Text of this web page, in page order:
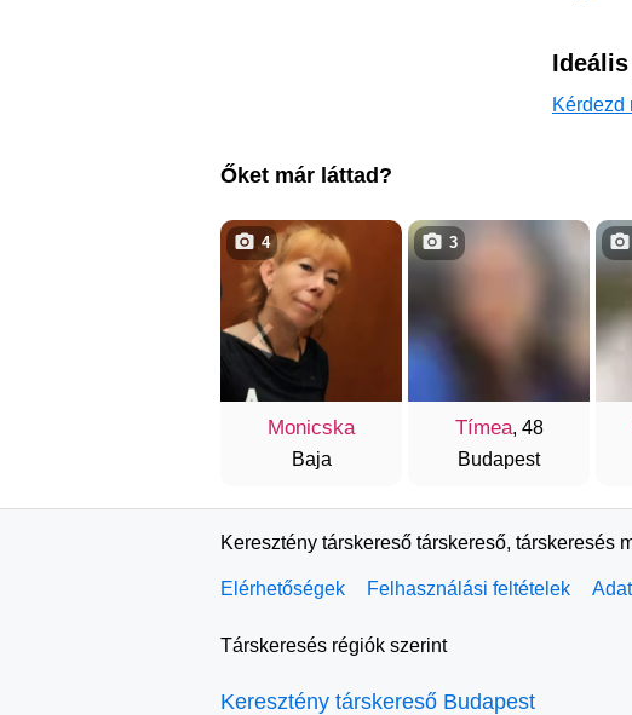
Kérdezd
Őket már láttad?
Monicska
Baja
4
Tímea, 48
Budapest
3
Keresztény társkereső társkereső, társkeresés
Elérhetőségek Felhasználási feltételek
Társkeresés régiók szerint
Keresztény társkereső Budapest